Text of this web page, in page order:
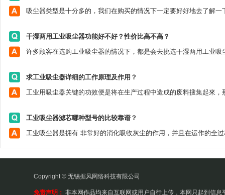
干湿两用工业吸尘器功能好不好？性价比高不高？
求工业吸尘器详细的工作原理及作用？
工业吸尘器滤芯哪种型号的比较靠谱？
Copyright © 无锡据风网络科技有限公司
免责声明： 非本网作品均来自互联网或用户自行上传，本网只起到信息